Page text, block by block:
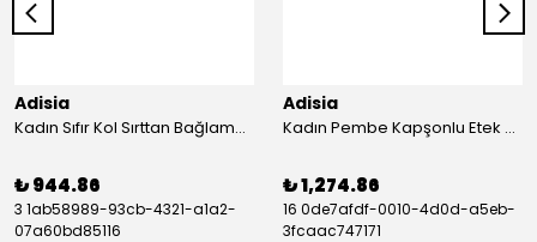
Adisia
Kadın Sıfır Kol Sırttan Bağlamalı Fırfırlı çiçek Desenli Süprem Elbise - ADS-164603-S-M
₺ 944.86
3 1ab58989-93cb-4321-a1a2-
07a60bd85116
Adisia
Kadın Pembe Kapşonlu Etek Ucu Detay Arma Ters Dikiş Gorunumlu Ikili Takım - ADS-135048-3XL
₺ 1,274.86
16 0de7afdf-0010-4d0d-a5eb-
3fcaac747171